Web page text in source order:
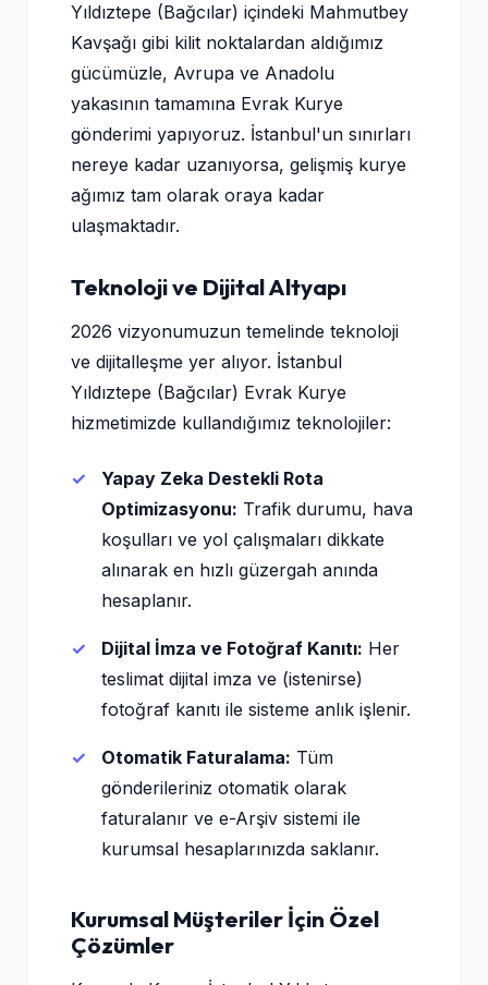
Yıldıztepe (Bağcılar) içindeki Mahmutbey
Kavşağı gibi kilit noktalardan aldığımız
gücümüzle, Avrupa ve Anadolu
yakasının tamamına Evrak Kurye
gönderimi yapıyoruz. İstanbul'un sınırları
nereye kadar uzanıyorsa, gelişmiş kurye
ağımız tam olarak oraya kadar
ulaşmaktadır.
Teknoloji ve Dijital Altyapı
2026 vizyonumuzun temelinde teknoloji
ve dijitalleşme yer alıyor. İstanbul
Yıldıztepe (Bağcılar) Evrak Kurye
hizmetimizde kullandığımız teknolojiler:
Yapay Zeka Destekli Rota
Optimizasyonu: Trafik durumu, hava
koşulları ve yol çalışmaları dikkate
alınarak en hızlı güzergah anında
hesaplanır.
Dijital İmza ve Fotoğraf Kanıtı: Her
teslimat dijital imza ve (istenirse)
fotoğraf kanıtı ile sisteme anlık işlenir.
Otomatik Faturalama: Tüm
gönderileriniz otomatik olarak
faturalanır ve e-Arşiv sistemi ile
kurumsal hesaplarınızda saklanır.
Kurumsal Müşteriler İçin Özel
Çözümler